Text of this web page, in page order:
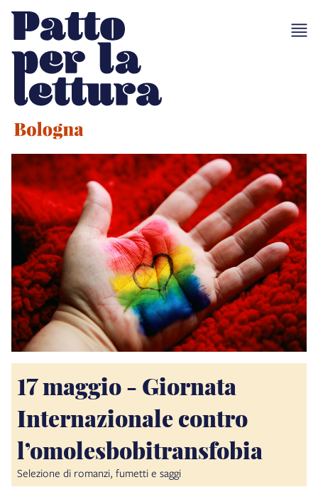
17 maggio - Giornata
Internazionale contro
l’omolesbobitransfobia
Selezione di romanzi, fumetti e saggi